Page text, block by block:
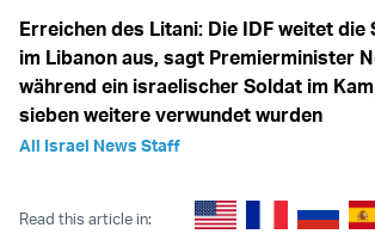
Erreichen des Litani: Die IDF weitet die
im Libanon aus, sagt Premierminister
während ein israelischer Soldat im
sieben weitere verwundet wurden
All Israel News Staff
Read this article in: